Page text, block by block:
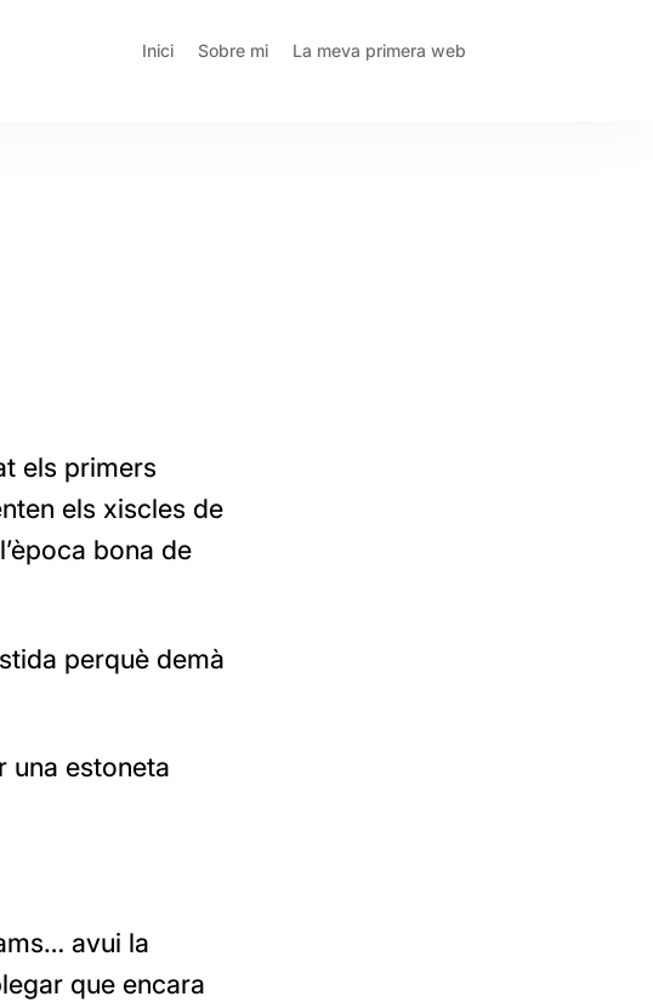
Inici Sobre mi La meva primera web
els primers
els xiscles de
bona de
perquè demà
una estoneta
avui la
que encara